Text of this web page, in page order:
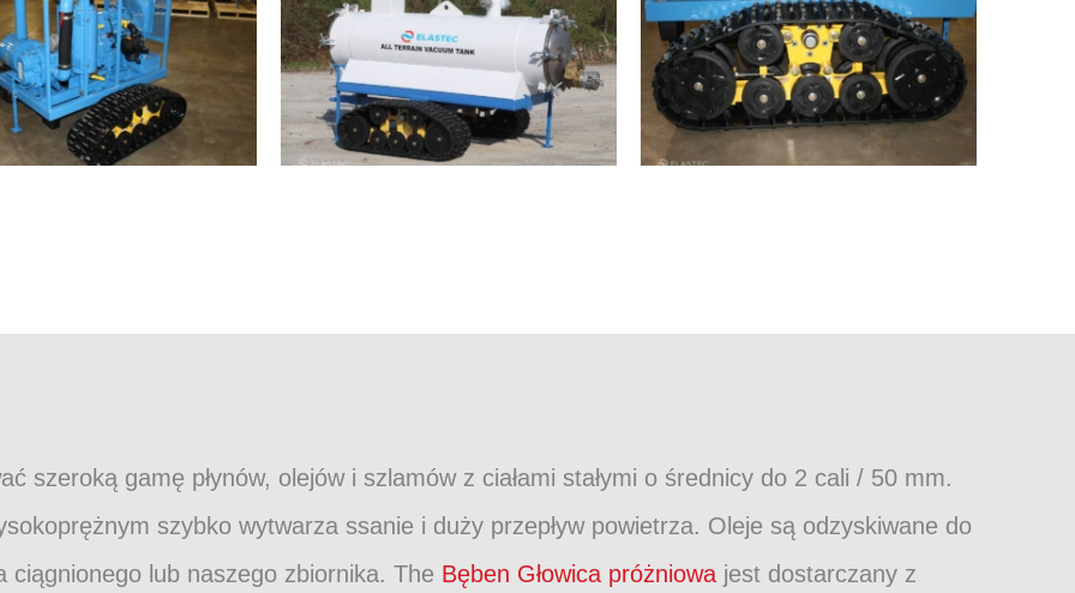
szeroką gamę płynów, olejów i szlamów z ciałami stałymi o średnicy do 2 cali / 50 mm.
szybko wytwarza ssanie i duży przepływ powietrza. Oleje są odzyskiwane do
lub naszego zbiornika. The Bęben Głowica próżniowa jest dostarczany z